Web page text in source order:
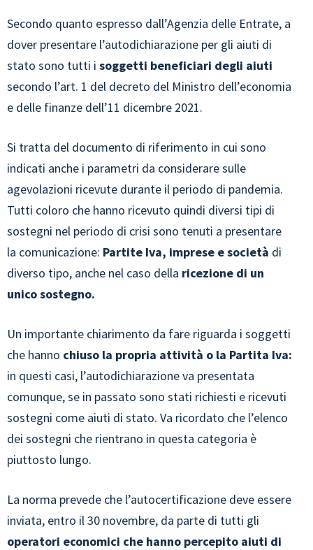
Secondo quanto espresso dall’Agenzia delle Entrate, a
dover presentare l’autodichiarazione per gli aiuti di
stato sono tutti i soggetti beneficiari degli aiuti
secondo l’art. 1 del decreto del Ministro dell’economia
e delle finanze dell’11 dicembre 2021.
Si tratta del documento di riferimento in cui sono
indicati anche i parametri da considerare sulle
agevolazioni ricevute durante il periodo di pandemia.
Tutti coloro che hanno ricevuto quindi diversi tipi di
sostegni nel periodo di crisi sono tenuti a presentare
la comunicazione: Partite Iva, imprese e società di
diverso tipo, anche nel caso della ricezione di un
unico sostegno.
Un importante chiarimento da fare riguarda i soggetti
che hanno chiuso la propria attività o la Partita Iva:
in questi casi, l’autodichiarazione va presentata
comunque, se in passato sono stati richiesti e ricevuti
sostegni come aiuti di stato. Va ricordato che l’elenco
dei sostegni che rientrano in questa categoria è
piuttosto lungo.
La norma prevede che l’autocertificazione deve essere
inviata, entro il 30 novembre, da parte di tutti gli
operatori economici che hanno percepito aiuti di